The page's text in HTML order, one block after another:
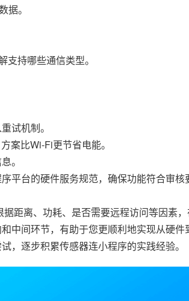
据。
支持哪些通信类型。
试机制。
案比Wi-Fi更节省电能。
。
平台的硬件服务规范，确保功能符合审核
距离、功耗、是否需要远程访问等因素
中间环节，有助于您更顺利地实现从硬
，逐步积累传感器连小程序的实践经验。